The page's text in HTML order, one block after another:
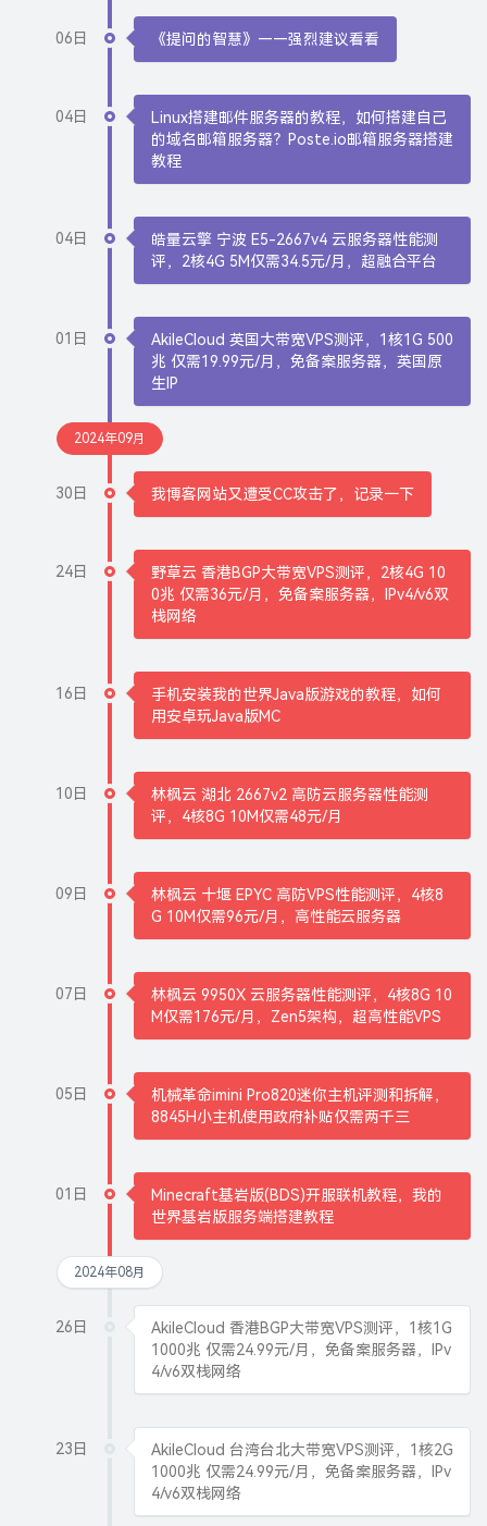
06日 《提问的智慧》——强烈建议看看
04日
Linux搭建邮件服务器的教程，如何搭建自己
的域名邮箱服务器？Poste.io邮箱服务器搭建
教程
04日
皓量云擎 宁波 E5-2667v4 云服务器性能测
评，2核4G 5M仅需34.5元/月，超融合平台
01日
AkileCloud 英国大带宽VPS测评，1核1G 500
兆 仅需19.99元/月，免备案服务器，英国原
生IP
2024年09月
30日 我博客网站又遭受CC攻击了，记录一下
24日
野草云 香港BGP大带宽VPS测评，2核4G 10
0兆 仅需36元/月，免备案服务器，IPv4/v6双
栈网络
16日
手机安装我的世界Java版游戏的教程，如何
用安卓玩Java版MC
10日
林枫云 湖北 2667v2 高防云服务器性能测
评，4核8G 10M仅需48元/月
09日
林枫云 十堰 EPYC 高防VPS性能测评，4核8
G 10M仅需96元/月，高性能云服务器
07日
林枫云 9950X 云服务器性能测评，4核8G 10
M仅需176元/月，Zen5架构，超高性能VPS
05日
机械革命imini Pro820迷你主机评测和拆解，
8845H小主机使用政府补贴仅需两千三
01日
Minecraft基岩版(BDS)开服联机教程，我的
世界基岩版服务端搭建教程
2024年08月
26日
AkileCloud 香港BGP大带宽VPS测评，1核1G
1000兆 仅需24.99元/月，免备案服务器，IPv
4/v6双栈网络
23日
AkileCloud 台湾台北大带宽VPS测评，1核2G
1000兆 仅需24.99元/月，免备案服务器，IPv
4/v6双栈网络